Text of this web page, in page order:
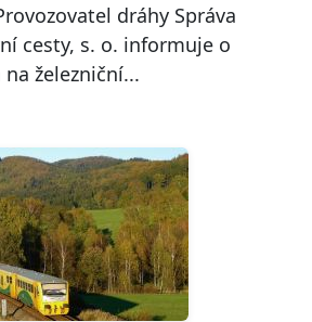
dráhy Správa
cesty, s. o. informuje o
železniční...